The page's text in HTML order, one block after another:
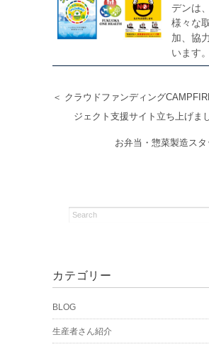
デンは
様々な
加、協
います。
＜ クラウドファンディング
ジェクト支援サイト立ち上げま
お弁当・惣菜製造スタ
カテゴリー
BLOG
生産者さん紹介